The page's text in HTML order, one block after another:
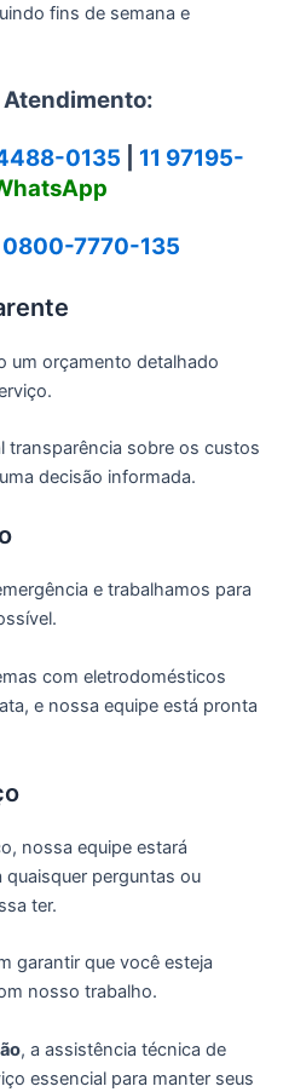
fins de semana e
0135
11 97195-
0800-7770-135
um orçamento detalhado
transparência sobre os custos
decisão informada.
e trabalhamos para
com eletrodomésticos
e nossa equipe está pronta
nossa equipe estará
perguntas ou
ter.
garantir que você esteja
nosso trabalho.
, a assistência técnica de
essencial para manter seus